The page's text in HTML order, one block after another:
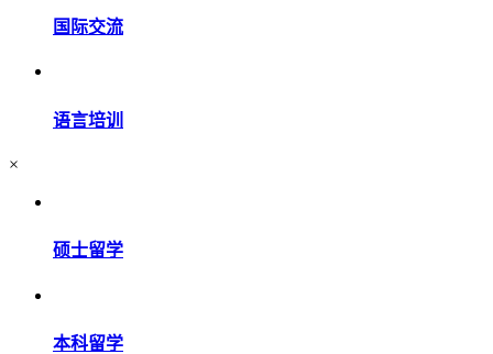
国际交流
语言培训
×
硕士留学
本科留学